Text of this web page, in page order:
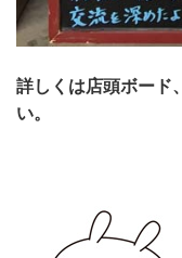
詳しくは店頭ボード
い。